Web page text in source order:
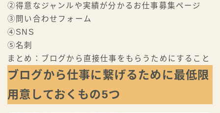
②得意なジャンルや実績が分かるお仕事募集ページ
③問い合わせフォーム
④SNS
⑤名刺
まとめ：ブログから直接仕事をもらうためにすること
ブログから仕事に繋げるために最低限
用意しておくもの5つ